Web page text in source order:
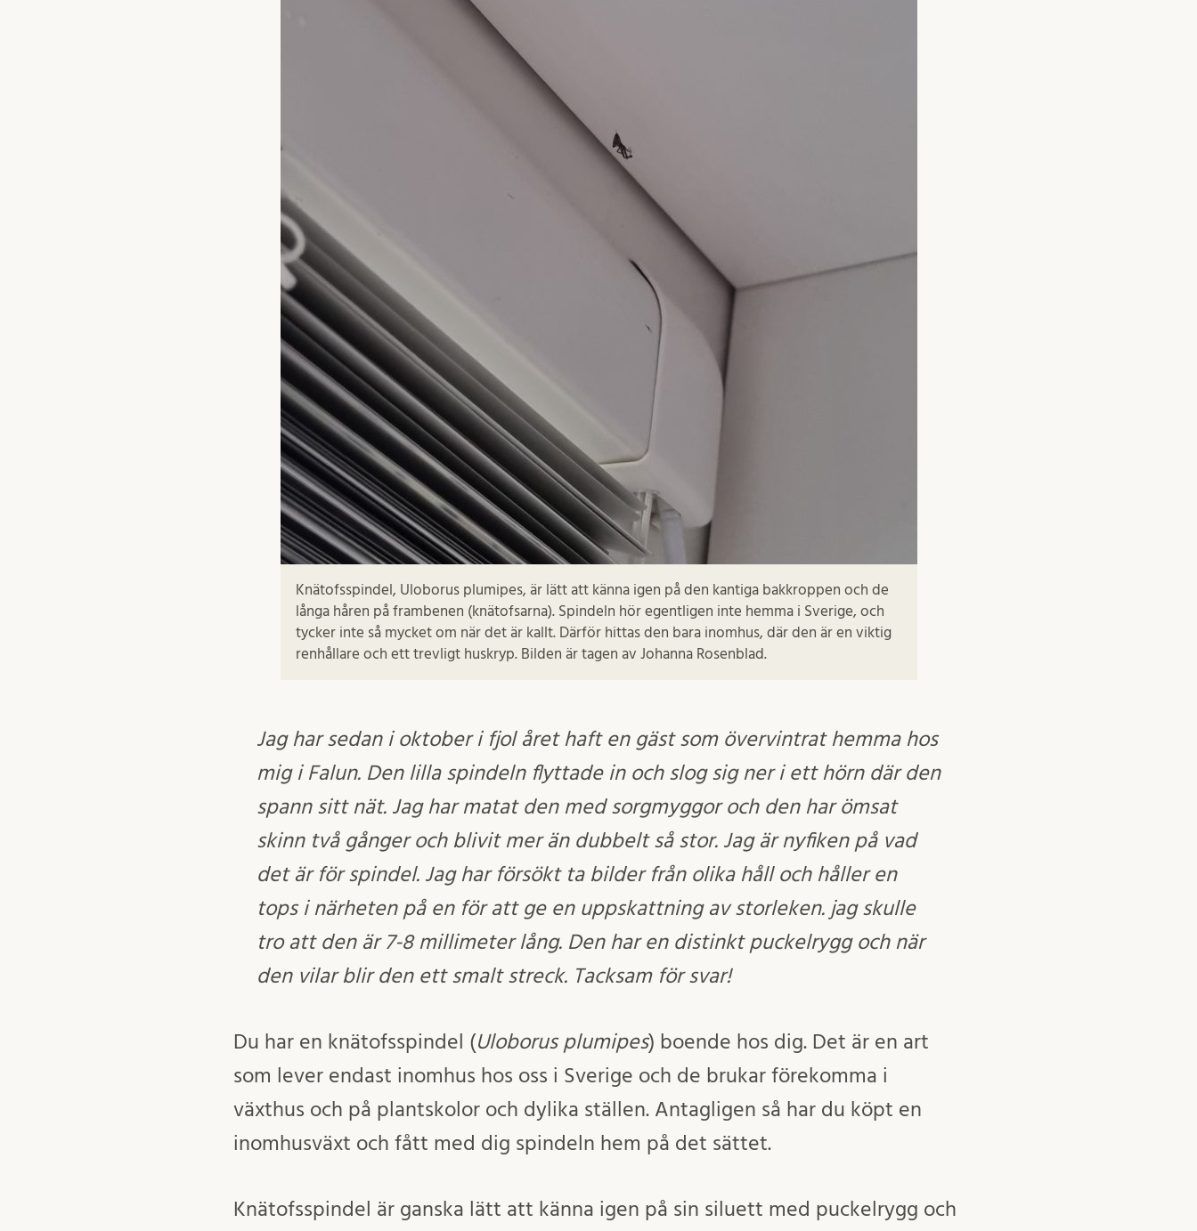
Knätofsspindel, Uloborus plumipes, är lätt att känna igen på den kantiga bakkroppen och de
långa håren på frambenen (knätofsarna). Spindeln hör egentligen inte hemma i Sverige, och
tycker inte så mycket om när det är kallt. Därför hittas den bara inomhus, där den är en viktig
renhållare och ett trevligt huskryp. Bilden är tagen av Johanna Rosenblad.
Jag har sedan i oktober i fjol året haft en gäst som övervintrat hemma hos
mig i Falun. Den lilla spindeln flyttade in och slog sig ner i ett hörn där den
spann sitt nät. Jag har matat den med sorgmyggor och den har ömsat
skinn två gånger och blivit mer än dubbelt så stor. Jag är nyfiken på vad
det är för spindel. Jag har försökt ta bilder från olika håll och håller en
tops i närheten på en för att ge en uppskattning av storleken. jag skulle
tro att den är 7-8 millimeter lång. Den har en distinkt puckelrygg och när
den vilar blir den ett smalt streck. Tacksam för svar!
Du har en knätofsspindel (Uloborus plumipes) boende hos dig. Det är en art
som lever endast inomhus hos oss i Sverige och de brukar förekomma i
växthus och på plantskolor och dylika ställen. Antagligen så har du köpt en
inomhusväxt och fått med dig spindeln hem på det sättet.
Knätofsspindel är ganska lätt att känna igen på sin siluett med puckelrygg och